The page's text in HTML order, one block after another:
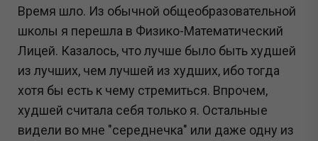
Время шло. Из обычной общеобразовательной
школы я перешла в Физико-Математический
Лицей. Казалось, что лучше было быть худшей
из лучших, чем лучшей из худших, ибо тогда
хотя бы есть к чему стремиться. Впрочем,
худшей считала себя только я. Остальные
видели во мне "середнечка" или даже одну из